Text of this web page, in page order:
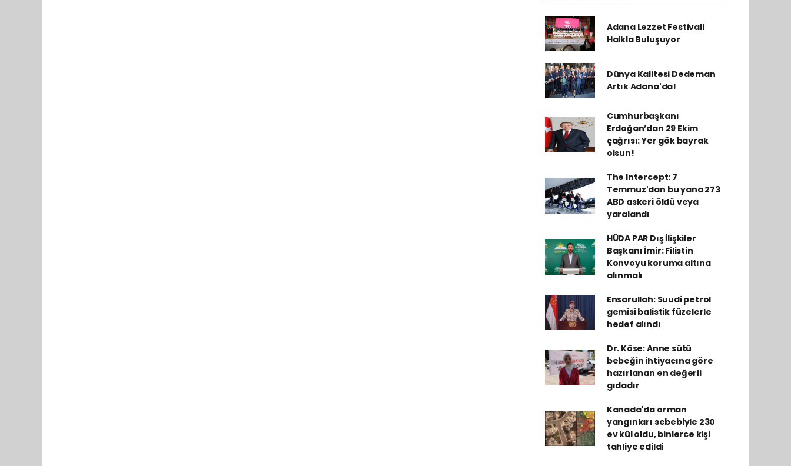
Adana Lezzet Festivali
Halkla Buluşuyor
Dünya Kalitesi Dedeman
Artık Adana'da!
Cumhurbaşkanı
Erdoğan’dan 29 Ekim
çağrısı: Yer gök bayrak
olsun!
The Intercept: 7
Temmuz'dan bu yana 273
ABD askeri öldü veya
yaralandı
HÜDA PAR Dış İlişkiler
Başkanı İmir: Filistin
Konvoyu koruma altına
alınmalı
Ensarullah: Suudi petrol
gemisi balistik füzelerle
hedef alındı
Dr. Köse: Anne sütü
bebeğin ihtiyacına göre
hazırlanan en değerli
gıdadır
Kanada'da orman
yangınları sebebiyle 230
ev kül oldu, binlerce kişi
tahliye edildi